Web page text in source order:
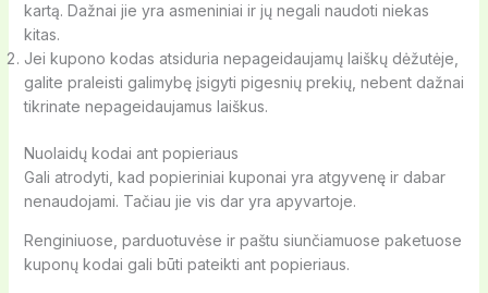
kartą. Dažnai jie yra asmeniniai ir jų negali naudoti niekas
kitas.
Jei kupono kodas atsiduria nepageidaujamų laiškų dėžutėje,
galite praleisti galimybę įsigyti pigesnių prekių, nebent dažnai
tikrinate nepageidaujamus laiškus.
Nuolaidų kodai ant popieriaus
Gali atrodyti, kad popieriniai kuponai yra atgyvenę ir dabar
nenaudojami. Tačiau jie vis dar yra apyvartoje.
Renginiuose, parduotuvėse ir paštu siunčiamuose paketuose
kuponų kodai gali būti pateikti ant popieriaus.